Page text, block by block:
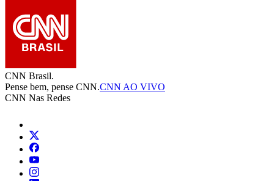
CNN Brasil.
Pense bem, pense CNN.CNN AO VIVO
CNN Nas Redes